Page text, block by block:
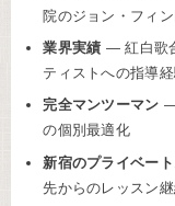
院のジョン・フィ
業界実績 — 紅白歌
ティストへの指導
完全マンツーマン —
の個別最適化
新宿のプライベー
先からのレッスン